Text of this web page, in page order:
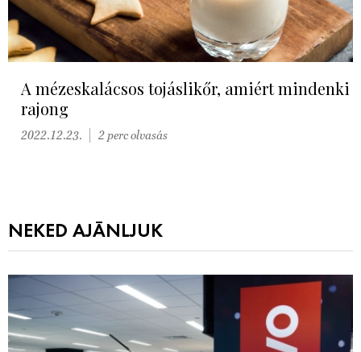
A mézeskalácsos tojáslikőr, amiért mindenki
rajong
2022.12.23. 2 perc olvasás
NEKED AJÁNLJUK